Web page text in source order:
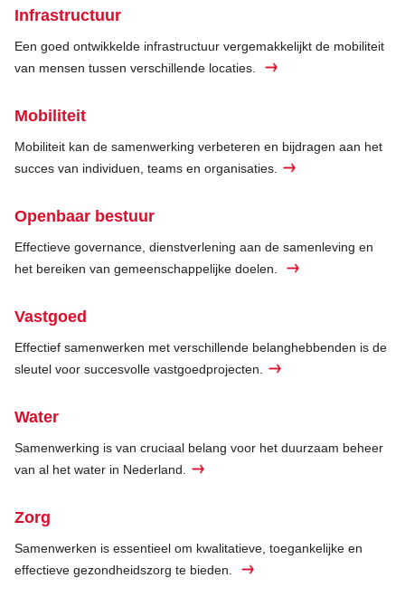
Infrastructuur
Een goed ontwikkelde infrastructuur vergemakkelijkt de mobiliteit
van mensen tussen verschillende locaties.
Mobiliteit
Mobiliteit kan de samenwerking verbeteren en bijdragen aan het
succes van individuen, teams en organisaties.
Openbaar bestuur
Effectieve governance, dienstverlening aan de samenleving en
het bereiken van gemeenschappelijke doelen.
Vastgoed
Effectief samenwerken met verschillende belanghebbenden is de
sleutel voor succesvolle vastgoedprojecten.
Water
Samenwerking is van cruciaal belang voor het duurzaam beheer
van al het water in Nederland.
Zorg
Samenwerken is essentieel om kwalitatieve, toegankelijke en
effectieve gezondheidszorg te bieden.